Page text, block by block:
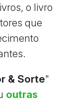
o livro
que
& Sorte"
outras